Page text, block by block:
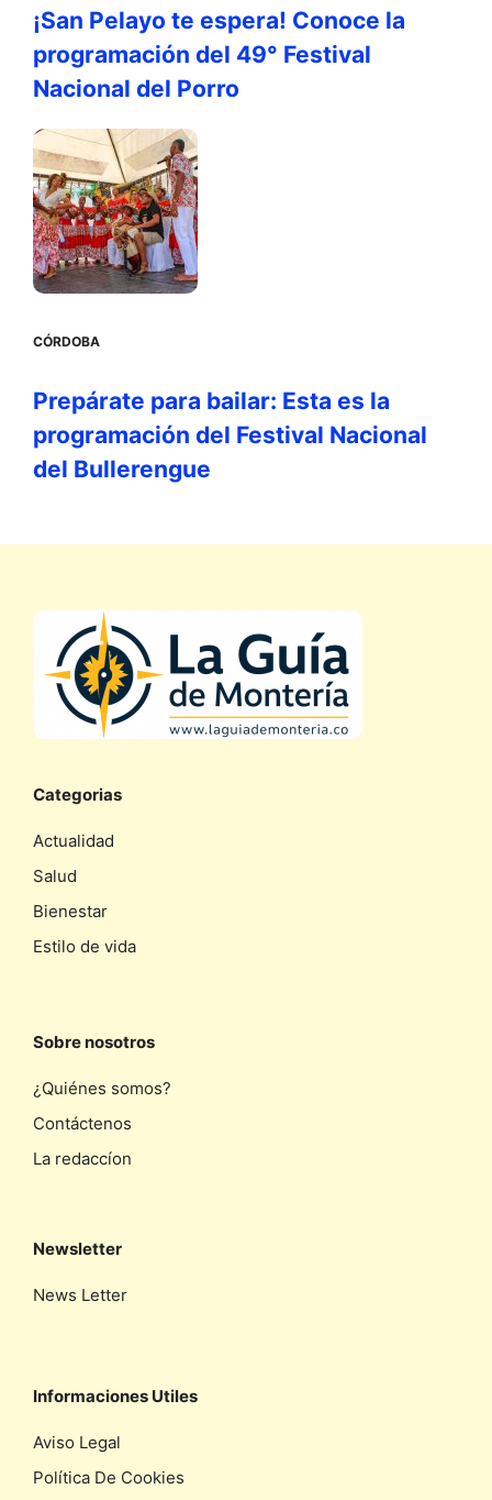
¡San Pelayo te espera! Conoce la
programación del 49° Festival
Nacional del Porro
CÓRDOBA
Prepárate para bailar: Esta es la
programación del Festival Nacional
del Bullerengue
Categorias
Actualidad
Salud
Bienestar
Estilo de vida
Sobre nosotros
¿Quiénes somos?
Contáctenos
La redaccíon
Newsletter
News Letter
Informaciones Utiles
Aviso Legal
Política De Cookies